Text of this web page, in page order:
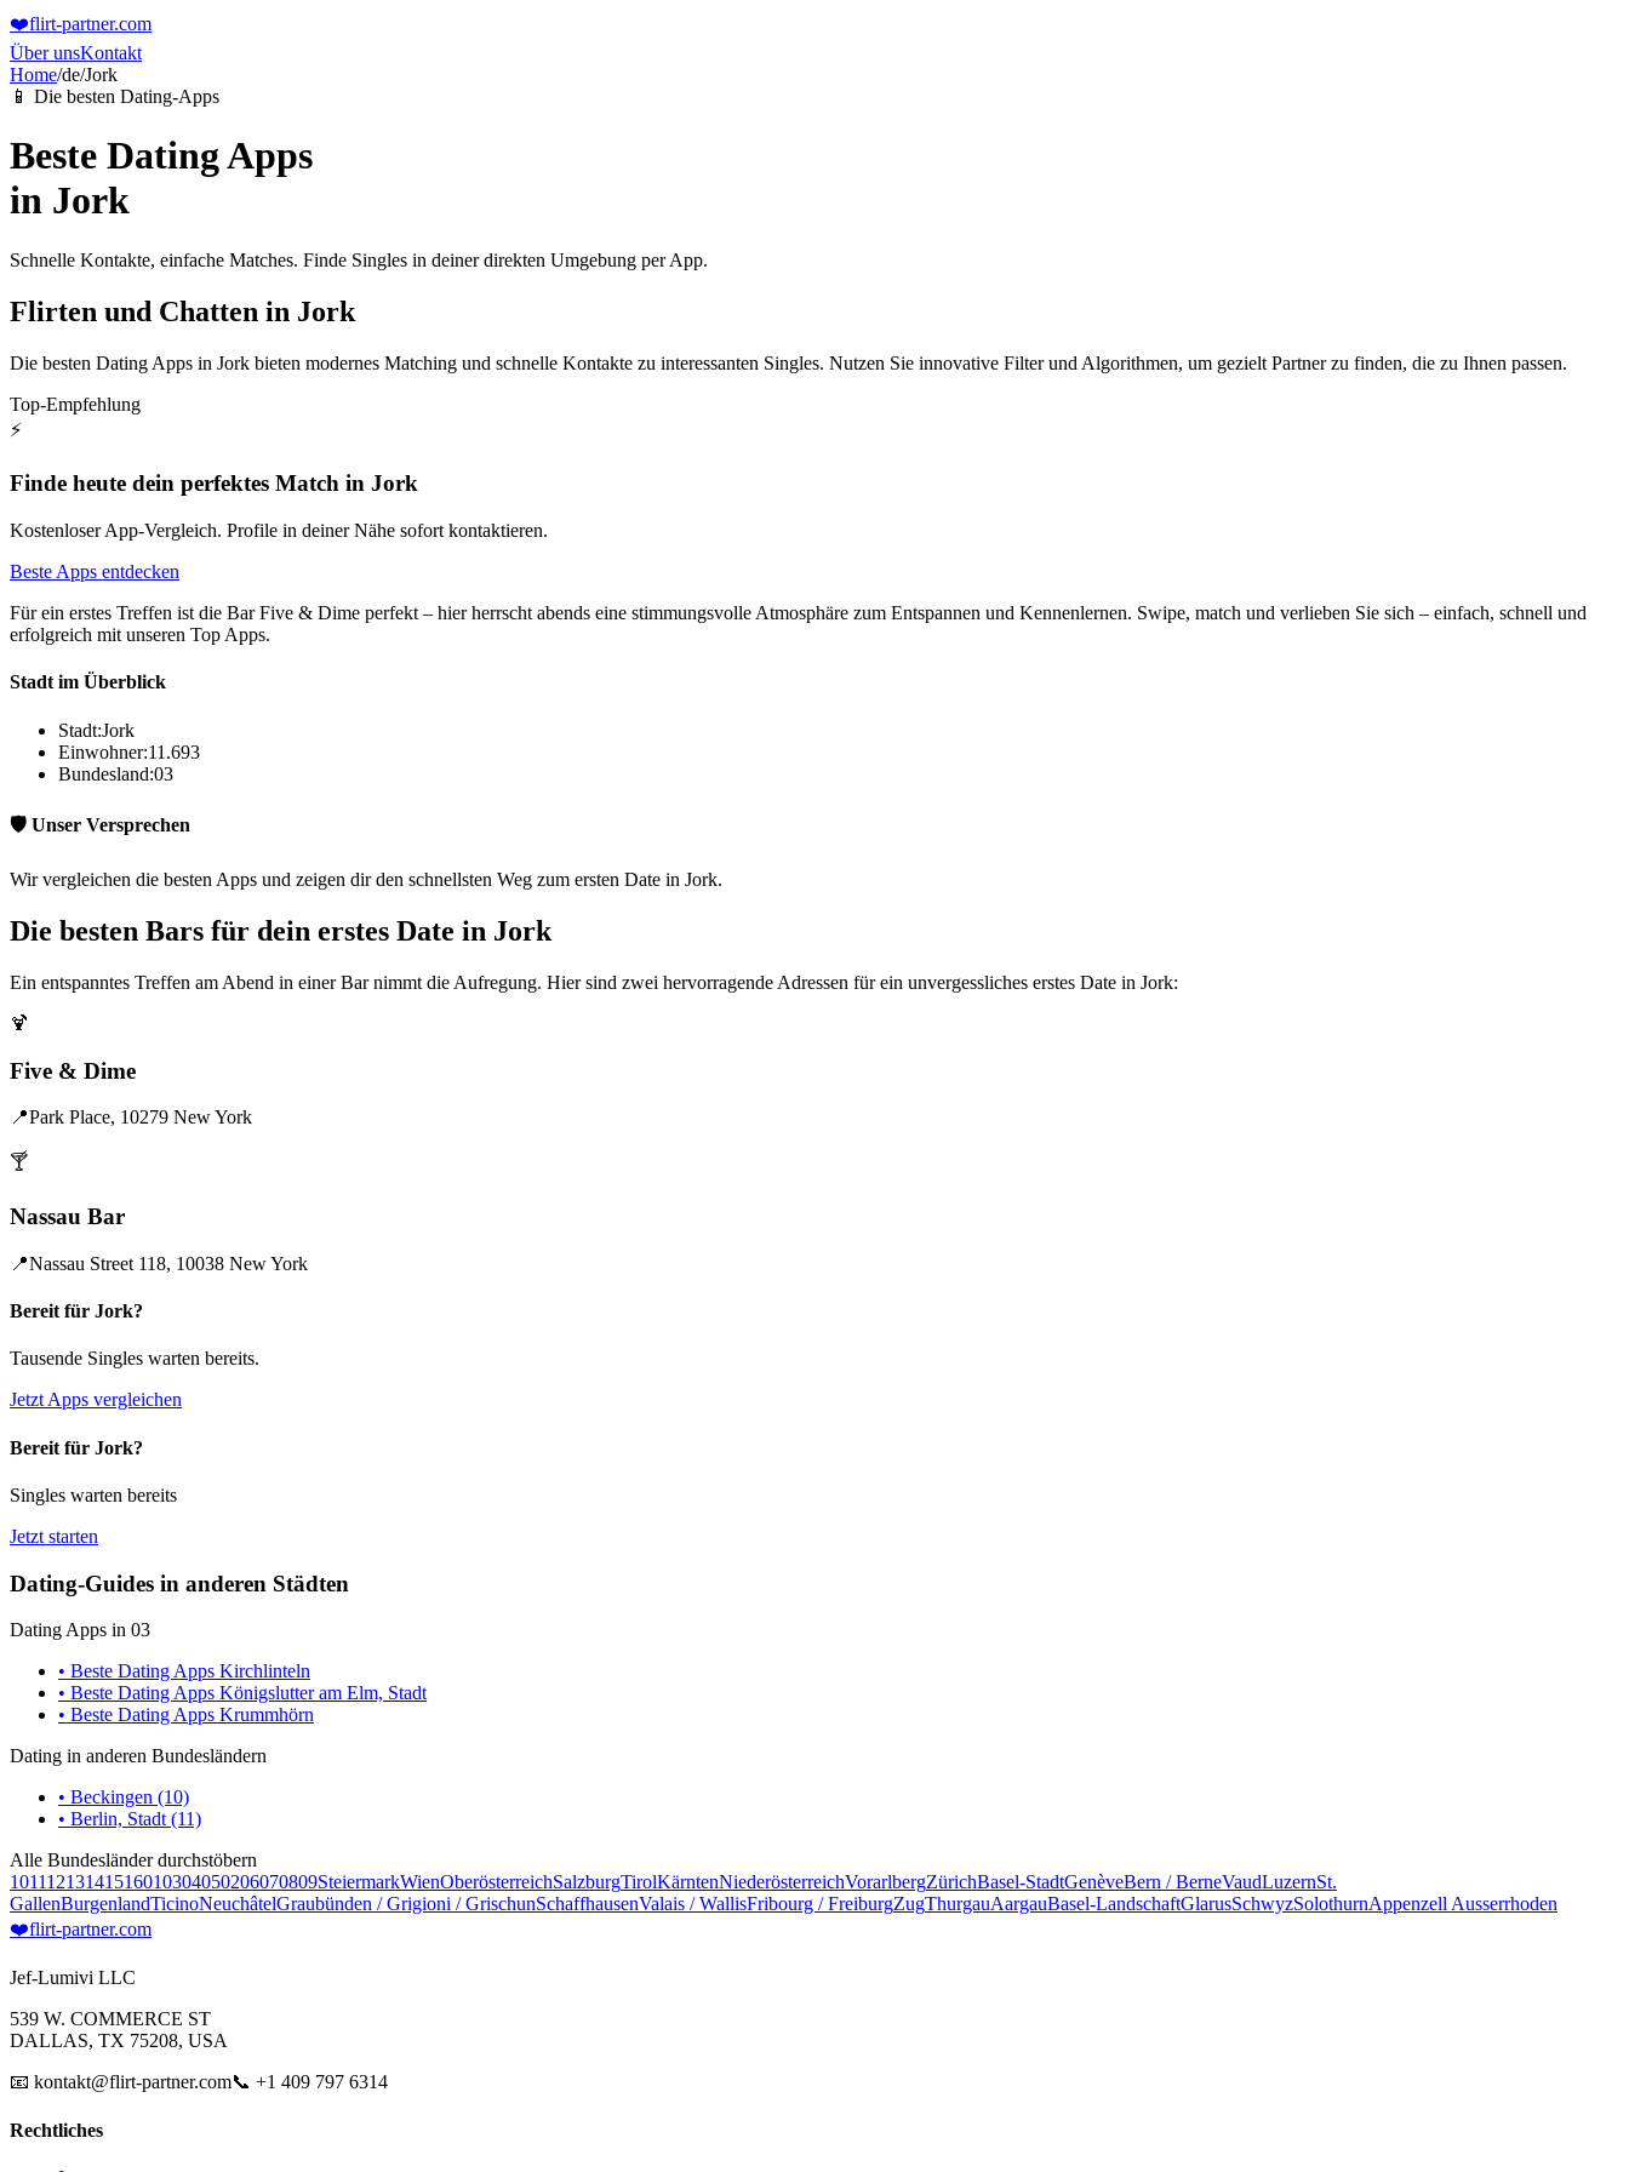
❤️flirt-partner.com
Über unsKontakt
Home/de/Jork
📱 Die besten Dating-Apps
Beste Dating Apps
in Jork
Schnelle Kontakte, einfache Matches. Finde Singles in deiner direkten Umgebung per App.
Flirten und Chatten in Jork
Die besten Dating Apps in Jork bieten modernes Matching und schnelle Kontakte zu interessanten Singles. Nutzen Sie innovative Filter und Algorithmen, um gezielt Partner zu finden, die zu Ihnen passen.
Top-Empfehlung
⚡
Finde heute dein perfektes Match in Jork
Kostenloser App-Vergleich. Profile in deiner Nähe sofort kontaktieren.
Beste Apps entdecken
Für ein erstes Treffen ist die Bar Five & Dime perfekt – hier herrscht abends eine stimmungsvolle Atmosphäre zum Entspannen und Kennenlernen. Swipe, match und verlieben Sie sich – einfach, schnell und
erfolgreich mit unseren Top Apps.
Stadt im Überblick
Stadt:Jork
Einwohner:11.693
Bundesland:03
🛡️ Unser Versprechen
Wir vergleichen die besten Apps und zeigen dir den schnellsten Weg zum ersten Date in Jork.
Die besten Bars für dein erstes Date in Jork
Ein entspanntes Treffen am Abend in einer Bar nimmt die Aufregung. Hier sind zwei hervorragende Adressen für ein unvergessliches erstes Date in Jork:
🍹
Five & Dime
📍Park Place, 10279 New York
🍸
Nassau Bar
📍Nassau Street 118, 10038 New York
Bereit für Jork?
Tausende Singles warten bereits.
Jetzt Apps vergleichen
Bereit für Jork?
Singles warten bereits
Jetzt starten
Dating-Guides in anderen Städten
Dating Apps in 03
• Beste Dating Apps Kirchlinteln
• Beste Dating Apps Königslutter am Elm, Stadt
• Beste Dating Apps Krummhörn
Dating in anderen Bundesländern
• Beckingen (10)
• Berlin, Stadt (11)
Alle Bundesländer durchstöbern
10111213141516010304050206070809SteiermarkWienOberösterreichSalzburgTirolKärntenNiederösterreichVorarlbergZürichBasel-StadtGenèveBern / BerneVaudLuzernSt.
GallenBurgenlandTicinoNeuchâtelGraubünden / Grigioni / GrischunSchaffhausenValais / WallisFribourg / FreiburgZugThurgauAargauBasel-LandschaftGlarusSchwyzSolothurnAppenzell Ausserrhoden
❤️flirt-partner.com
Jef-Lumivi LLC
539 W. COMMERCE ST
DALLAS, TX 75208, USA
📧 kontakt@flirt-partner.com📞 +1 409 797 6314
Rechtliches